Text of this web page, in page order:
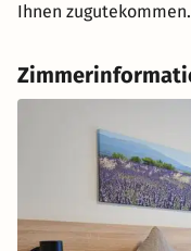
Ihnen zugutekommen.